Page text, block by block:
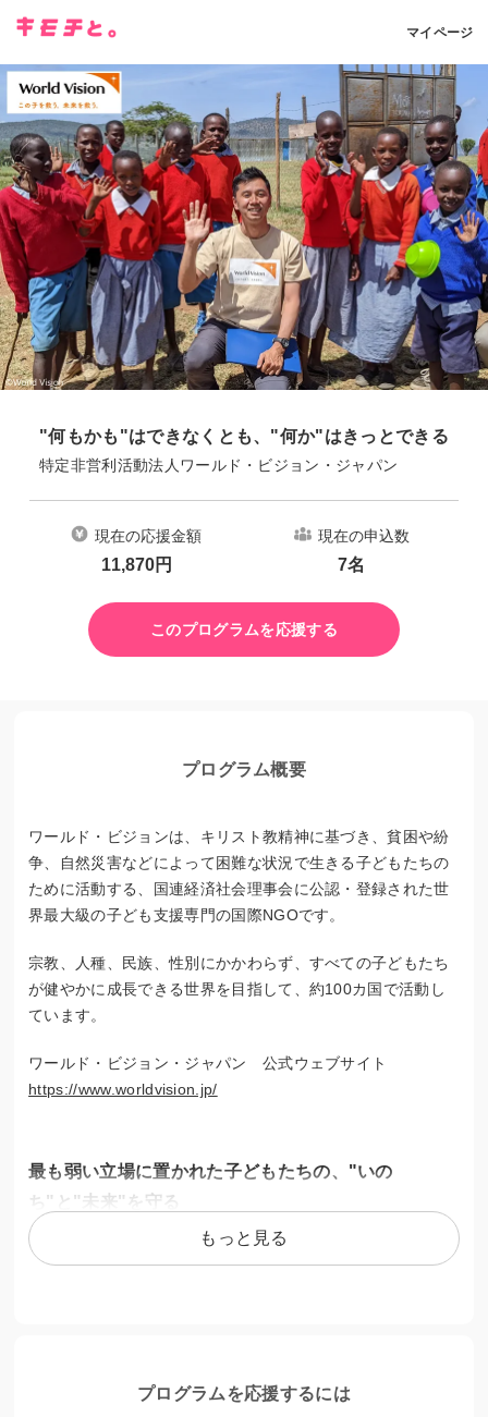
マイページ
"何もかも"はできなくとも、"何か"はきっとできる
特定非営利活動法人ワールド・ビジョン・ジャパン
現在の応援金額
11,870円
現在の申込数
7名
このプログラムを応援する
プログラム概要
ワールド・ビジョンは、キリスト教精神に基づき、貧困や紛
争、自然災害などによって困難な状況で生きる子どもたちの
ために活動する、国連経済社会理事会に公認・登録された世
界最大級の子ども支援専門の国際NGOです。
宗教、人種、民族、性別にかかわらず、すべての子どもたち
が健やかに成長できる世界を目指して、約100カ国で活動し
ています。
ワールド・ビジョン・ジャパン 公式ウェブサイト
https://www.worldvision.jp/
最も弱い立場に置かれた子どもたちの、"いの
ち"と"未来"を守る
皆さまからお寄せいただいたご寄付は、貧困、紛争、自然災
食糧（穀物、豆、油など）を提供できます。
もっと見る
プログラムを応援するには